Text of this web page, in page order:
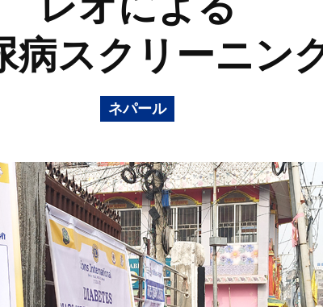
病スクリーニン
ネパール